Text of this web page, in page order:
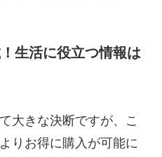
生活に役立つ情報は
大きな決断ですが、こ
りお得に購入が可能に